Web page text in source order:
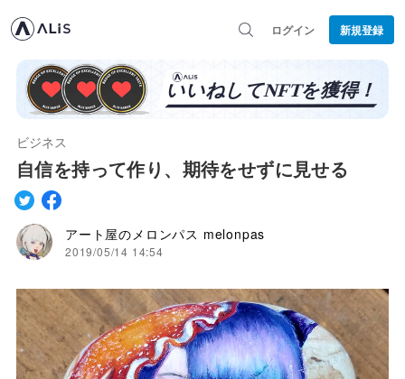
ログイン 新規登録
ビジネス
自信を持って作り、期待をせずに見せる
アート屋のメロンパス melonpas
2019/05/14 14:54